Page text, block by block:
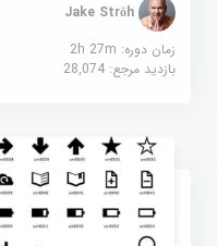
Jake Ströh
زمان دوره: 2h 27m
بازدید مرجع:28,074